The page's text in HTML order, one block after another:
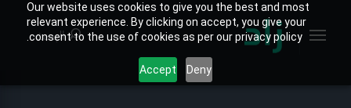
Our website uses cookies to give you the best and most
relevant experience. By clicking on accept, you give your
consent to the use of cookies as per our privacy policy.
Deny
Accept
البحث